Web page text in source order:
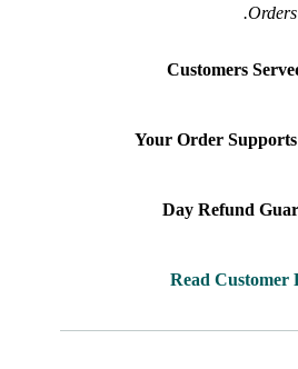
Your Order
Read Customer